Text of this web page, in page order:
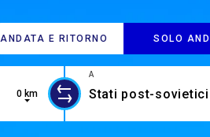
ANDATA E RITORNO SOLO
0 km
1 result is available,
A